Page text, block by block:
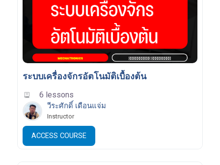
ระบบเครื่องจักรอัตโนมัติเบื้องต้น
6 lessons
วีระศักดิ์ เดือนแจ่ม
Instructor
ACCESS COURSE